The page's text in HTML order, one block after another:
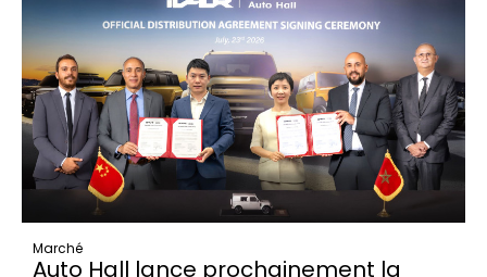
Marché
Auto Hall lance prochainement la